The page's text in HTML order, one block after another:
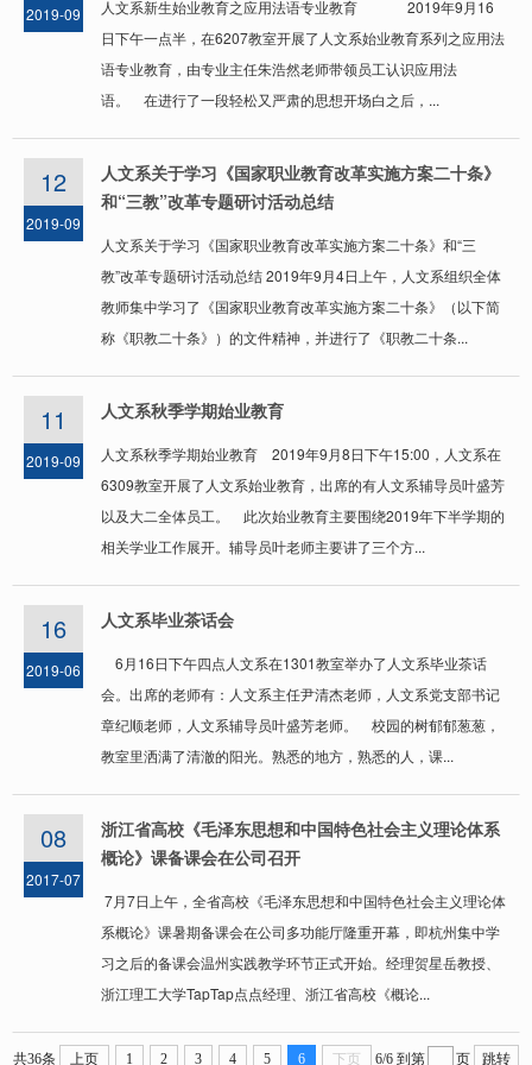
2019-09
人文系新生始业教育之应用法语专业教育​ 2019年9月16
日下午一点半，在6207教室开展了人文系始业教育系列之应用法
语专业教育，由专业主任朱浩然老师带领员工认识应用法
语。 在进行了一段轻松又严肃的思想开场白之后，...
12
2019-09
人文系关于学习《国家职业教育改革实施方案二十条》
和“三教”改革专题研讨活动总结
人文系关于学习《国家职业教育改革实施方案二十条》和“三
教”改革专题研讨活动总结 2019年9月4日上午，人文系组织全体
教师集中学习了《国家职业教育改革实施方案二十条》（以下简
称《职教二十条》）的文件精神，并进行了《职教二十条...
11
2019-09
人文系秋季学期始业教育
人文系秋季学期始业教育​ 2019年9月8日下午15:00，人文系在
6309教室开展了人文系始业教育，出席的有人文系辅导员叶盛芳
以及大二全体员工。 此次始业教育主要围绕2019年下半学期的
相关学业工作展开。辅导员叶老师主要讲了三个方...
16
2019-06
人文系毕业茶话会
6月16日下午四点人文系在1301教室举办了人文系毕业茶话
会。出席的老师有：人文系主任尹清杰老师，人文系党支部书记
章纪顺老师，人文系辅导员叶盛芳老师。 校园的树郁郁葱葱，
教室里洒满了清澈的阳光。熟悉的地方，熟悉的人，课...
08
2017-07
浙江省高校《毛泽东思想和中国特色社会主义理论体系
概论》课备课会在公司召开
7月7日上午，全省高校《毛泽东思想和中国特色社会主义理论体
系概论》课暑期备课会在公司多功能厅隆重开幕，即杭州集中学
习之后的备课会温州实践教学环节正式开始。经理贺星岳教授、
浙江理工大学TapTap点点经理、浙江省高校《概论...
共36条 上页 1 2 3 4 5 6 下页 6/6 到第 页 跳转